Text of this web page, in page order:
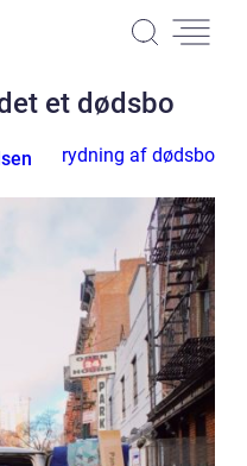
et dødsbo
rydning af dødsbo